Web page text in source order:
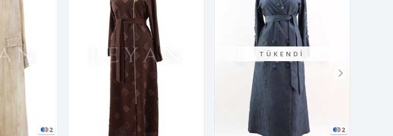
2
TÜKENDI
2